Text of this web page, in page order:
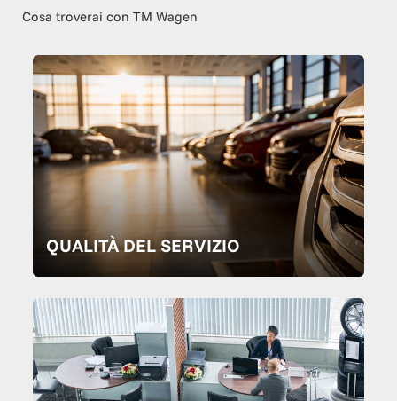
Cosa troverai con TM Wagen
QUALITÀ DEL SERVIZIO